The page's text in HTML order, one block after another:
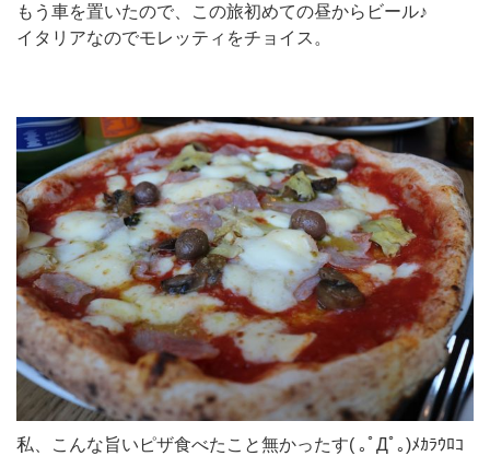
もう車を置いたので、この旅初めての昼からビール♪
イタリアなのでモレッティをチョイス。
私、こんな旨いピザ食べたこと無かったす( ｡ﾟДﾟ｡)ﾒｶﾗｳﾛｺ